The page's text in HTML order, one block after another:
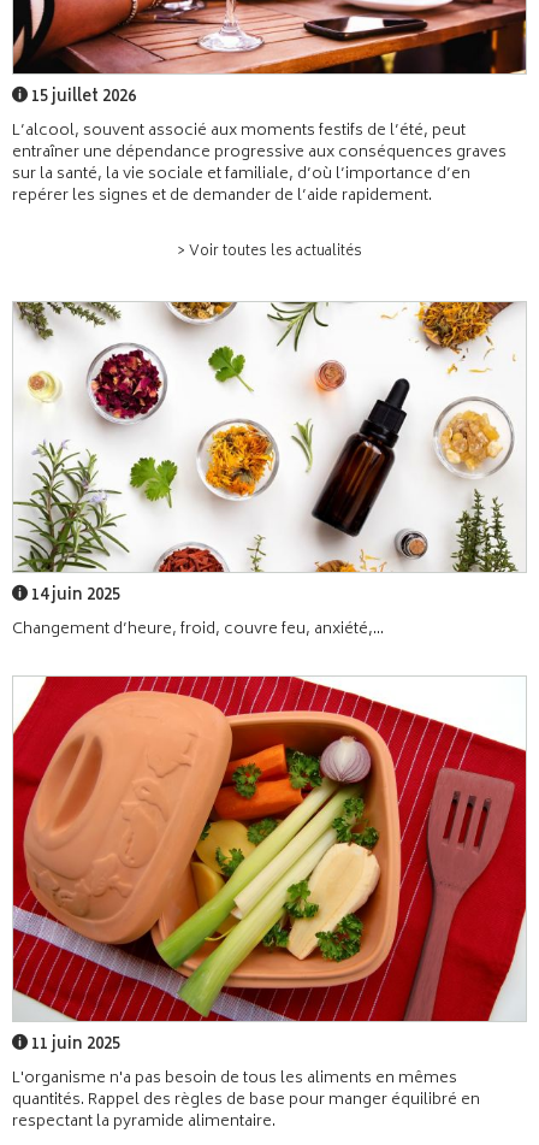
15 juillet 2026
L’alcool, souvent associé aux moments festifs de l’été, peut
entraîner une dépendance progressive aux conséquences graves
sur la santé, la vie sociale et familiale, d’où l’importance d’en
repérer les signes et de demander de l’aide rapidement.
> Voir toutes les actualités
14 juin 2025
Changement d’heure, froid, couvre feu, anxiété,...
11 juin 2025
L'organisme n'a pas besoin de tous les aliments en mêmes
quantités. Rappel des règles de base pour manger équilibré en
respectant la pyramide alimentaire.